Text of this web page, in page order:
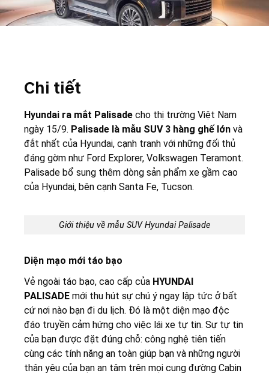
Chi tiết
Hyundai ra mắt Palisade cho thị trường Việt Nam
ngày 15/9. Palisade là mẫu SUV 3 hàng ghế lớn và
đắt nhất của Hyundai, cạnh tranh với những đối thủ
đáng gờm như Ford Explorer, Volkswagen Teramont.
Palisade bổ sung thêm dòng sản phẩm xe gầm cao
của Hyundai, bên cạnh Santa Fe, Tucson.
Giới thiệu về mẫu SUV Hyundai Palisade
Diện mạo mới táo bạo
Vẻ ngoài táo bạo, cao cấp của HYUNDAI
PALISADE mới thu hút sự chú ý ngay lập tức ở bất
cứ nơi nào bạn đi du lịch. Đó là một diện mạo độc
đáo truyền cảm hứng cho việc lái xe tự tin. Sự tự tin
của bạn được đặt đúng chỗ: công nghệ tiên tiến
cùng các tính năng an toàn giúp bạn và những người
thân yêu của bạn an tâm trên mọi cung đường Cabin